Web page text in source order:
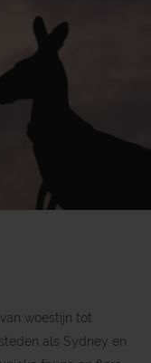
woestijn tot
als Sydney en